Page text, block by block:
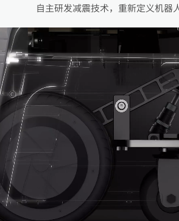
自主研发减震技术，重新定义机器